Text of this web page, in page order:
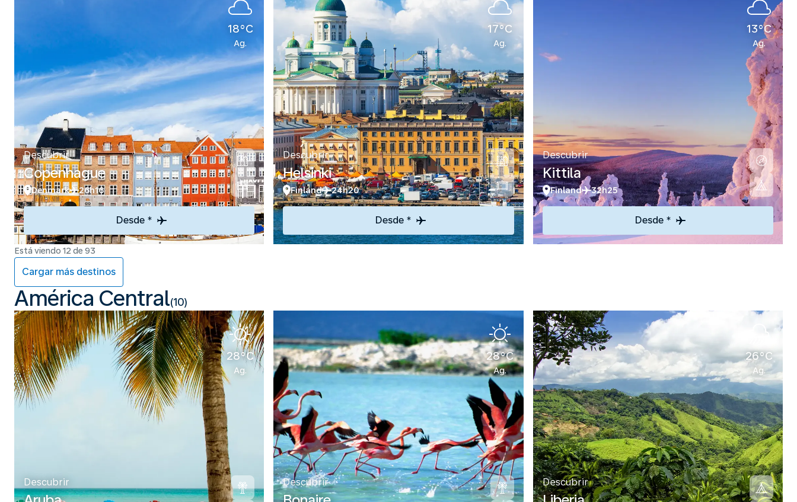
18°C
Ag.
Descubrir
Copenhague
Denmark 26h16
Desde *
17°C
Ag.
Descubrir
Helsinki
Finland 24h20
Desde *
13°C
Ag.
Descubrir
Kittila
Finland 32h25
Desde *
Está viendo 12 de 93
Cargar más destinos
América Central(10)
28°C
Ag.
Descubrir
28°C
Ag.
Descubrir
26°C
Ag.
Descubrir